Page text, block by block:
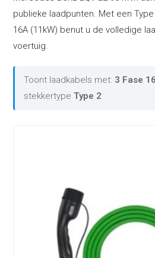
publieke laadpunten. Met een
16A (11kW) benut u de volledige
voertuig.
Toont laadkabels met: 3 Fase
stekkertypeType 2